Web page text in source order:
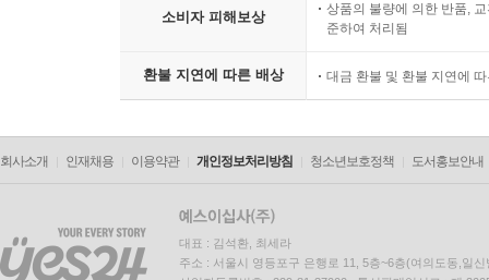
소비자 피해보상
상품의 불량에 의한 반품,
준하여 처리됨
환불 지연에 따른 배상 대금 환불 및 환불 지연에
회사소개 인재채용 이용약관 개인정보처리방침 청소년보호정책 도서홍보안내
대표 : 김석환, 최세라
주소 : 서울시 영등포구 은행로 11, 5층~6층(여의도동,일신